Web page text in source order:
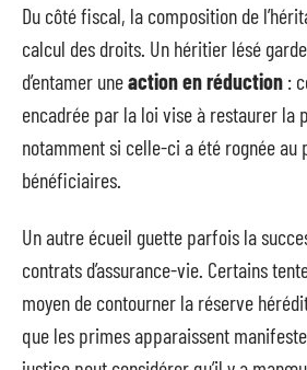
Du côté fiscal, la composition de
calcul des droits. Un héritier lésé
d’entamer uneaction en réduction :
encadrée par la loi vise à restaurer la
notamment si celle-ci a été rognée au
bénéficiaires.
Un autre écueil guette parfois la
contrats d’assurance-vie. Certains
moyen de contourner la réserve
que les primes apparaissent